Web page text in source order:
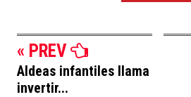
« PREV
Aldeas infantiles llama
invertir...